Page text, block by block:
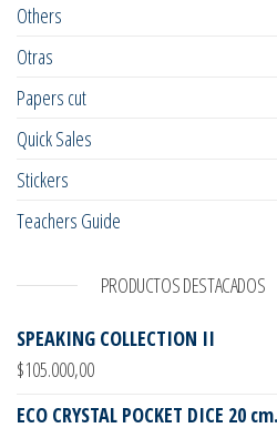
Others
Otras
Papers cut
Quick Sales
Stickers
Teachers Guide
PRODUCTOS DESTACADOS
SPEAKING COLLECTION II
$105.000,00
ECO CRYSTAL POCKET DICE 20 cm.